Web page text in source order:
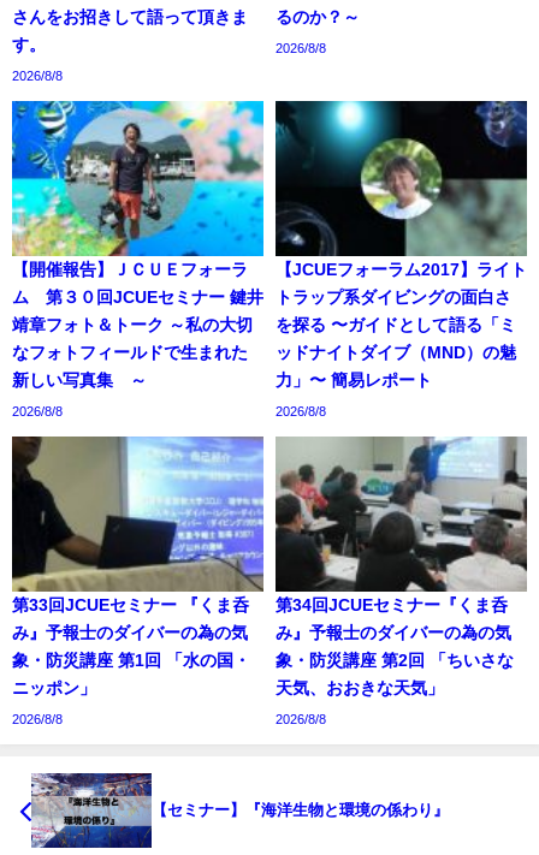
さんをお招きして語って頂きま
す。
2026/8/8
るのか？～
2026/8/8
【開催報告】ＪＣＵＥフォーラ
ム 第３０回JCUEセミナー 鍵井
靖章フォト＆トーク ～私の大切
なフォトフィールドで生まれた
新しい写真集 ～
2026/8/8
【JCUEフォーラム2017】ライト
トラップ系ダイビングの面白さ
を探る 〜ガイドとして語る「ミ
ッドナイトダイブ（MND）の魅
力」〜 簡易レポート
2026/8/8
第33回JCUEセミナー 『くま呑
み』予報士のダイバーの為の気
象・防災講座 第1回 「水の国・
ニッポン」
2026/8/8
第34回JCUEセミナー『くま呑
み』予報士のダイバーの為の気
象・防災講座 第2回 「ちいさな
天気、おおきな天気」
2026/8/8
【セミナー】『海洋生物と環境の係わり』